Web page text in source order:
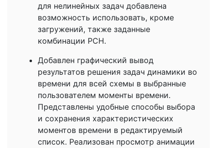
для нелинейных задач добавлена
возможность использовать, кроме
загружений, также заданные
комбинации РСН.
Добавлен графический вывод
результатов решения задач динамики во
времени для всей схемы в выбранные
пользователем моменты времени.
Представлены удобные способы выбора
и сохранения характеристических
моментов времени в редактируемый
список. Реализован просмотр анимации